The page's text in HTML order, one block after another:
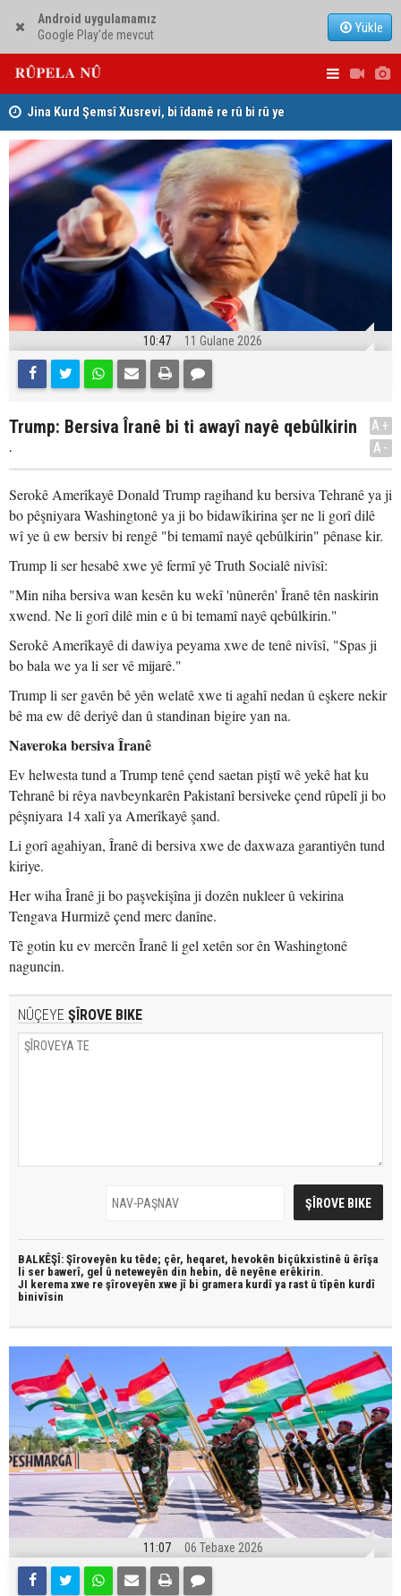
Android uygulamamız
Google Play'de mevcut
Yükle
Jina Kurd Şemsî Xusrevi, bi îdamê re rû bi rû ye
hewldana
10:47 11 Gulane 2026
Trump: Bersiva Îranê bi ti awayî nayê qebûlkirin
.
A+
A-
Serokê Amerîkayê Donald Trump ragihand ku bersiva Tehranê ya ji
bo pêşniyara Washingtonê ya ji bo bidawîkirina şer ne li gorî dilê
wî ye û ew bersiv bi rengê "bi temamî nayê qebûlkirin" pênase kir.
Trump li ser hesabê xwe yê fermî yê Truth Socialê nivîsî:
"Min niha bersiva wan kesên ku wekî 'nûnerên' Îranê tên naskirin
xwend. Ne li gorî dilê min e û bi temamî nayê qebûlkirin."
Serokê Amerîkayê di dawiya peyama xwe de tenê nivîsî, "Spas ji
bo bala we ya li ser vê mijarê."
Trump li ser gavên bê yên welatê xwe ti agahî nedan û eşkere nekir
bê ma ew dê deriyê dan û standinan bigire yan na.
Naveroka bersiva Îranê
Ev helwesta tund a Trump tenê çend saetan piştî wê yekê hat ku
Tehranê bi rêya navbeynkarên Pakistanî bersiveke çend rûpelî ji bo
pêşniyara 14 xalî ya Amerîkayê şand.
Li gorî agahiyan, Îranê di bersiva xwe de daxwaza garantiyên tund
kiriye.
Her wiha Îranê ji bo paşvekişîna ji dozên nukleer û vekirina
Tengava Hurmizê çend merc danîne.
Tê gotin ku ev mercên Îranê li gel xetên sor ên Washingtonê
naguncin.
NÛÇEYE ŞÎROVE BIKE
BALKÊŞÎ: Şîroveyên ku têde; çêr, heqaret, hevokên biçûkxistinê û êrîşa
li ser bawerî, gel û neteweyên din hebin, dê neyêne erêkirin.
JI kerema xwe re şîroveyên xwe jî bi gramera kurdî ya rast û tîpên kurdî
binivîsin
11:07 06 Tebaxe 2026